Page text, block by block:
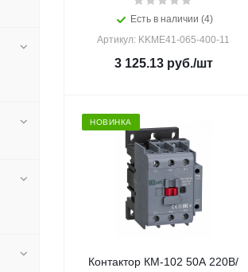
Есть в наличии (4)
Артикул: KKME41-065-400-11
3 125.13руб./шт
НОВИНКА
Контактор КМ-102 50А 220В/